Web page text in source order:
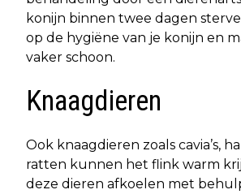
konijn binnen twee dagen
op de hygiëne van je konijn en
vaker schoon.
Knaagdieren
Ook knaagdieren zoals cavia’s,
ratten kunnen het flink warm
deze dieren afkoelen met